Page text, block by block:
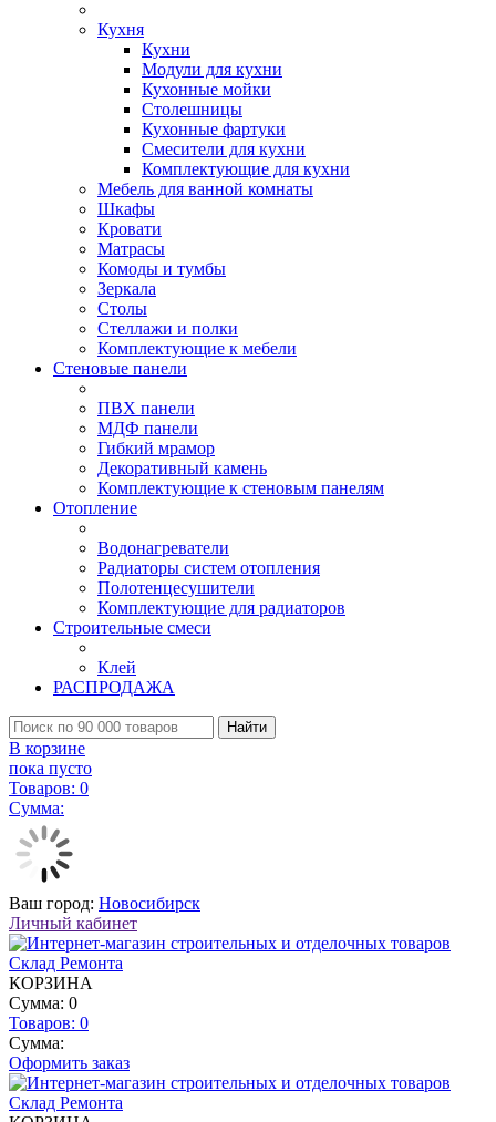
Кухня
Кухни
Модули для кухни
Кухонные мойки
Столешницы
Кухонные фартуки
Смесители для кухни
Комплектующие для кухни
Мебель для ванной комнаты
Шкафы
Кровати
Матрасы
Комоды и тумбы
Зеркала
Столы
Стеллажи и полки
Комплектующие к мебели
Стеновые панели
ПВХ панели
МДФ панели
Гибкий мрамор
Декоративный камень
Комплектующие к стеновым панелям
Отопление
Водонагреватели
Радиаторы систем отопления
Полотенцесушители
Комплектующие для радиаторов
Строительные смеси
Клей
РАСПРОДАЖА
Найти
В корзине
пока пусто
Товаров: 0
Сумма:
Ваш город: Новосибирск
Личный кабинет
КОРЗИНА
Сумма: 0
Товаров: 0
Сумма:
Оформить заказ